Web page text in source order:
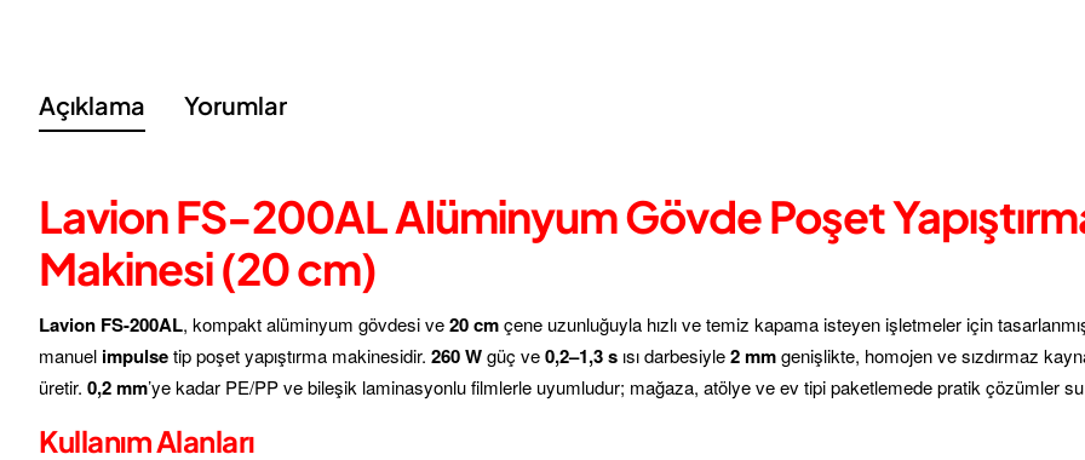
Açıklama Yorumlar
Lavion FS-200AL Alüminyum Gövde Poşet
Makinesi (20 cm)
Lavion FS-200AL, kompakt alüminyum gövdesi ve20 cmçene uzunluğuyla hızlı ve temiz kapama isteyen işletmeler için
manuel impulsetip poşet yapıştırma makinesidir. 260 Wgüç ve0,2–1,3 s ısı darbesiyle2 mmgenişlikte, homojen ve sızdırmaz
üretir. 0,2 mm’ye kadar PE/PP ve bileşik laminasyonlu filmlerle uyumludur; mağaza, atölye ve ev tipi paketlemede pratik çözümler
Kullanım Alanları